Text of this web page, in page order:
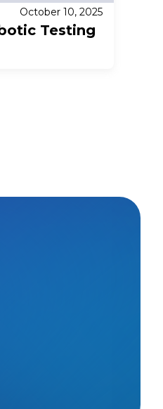
October 10, 2025
Testing